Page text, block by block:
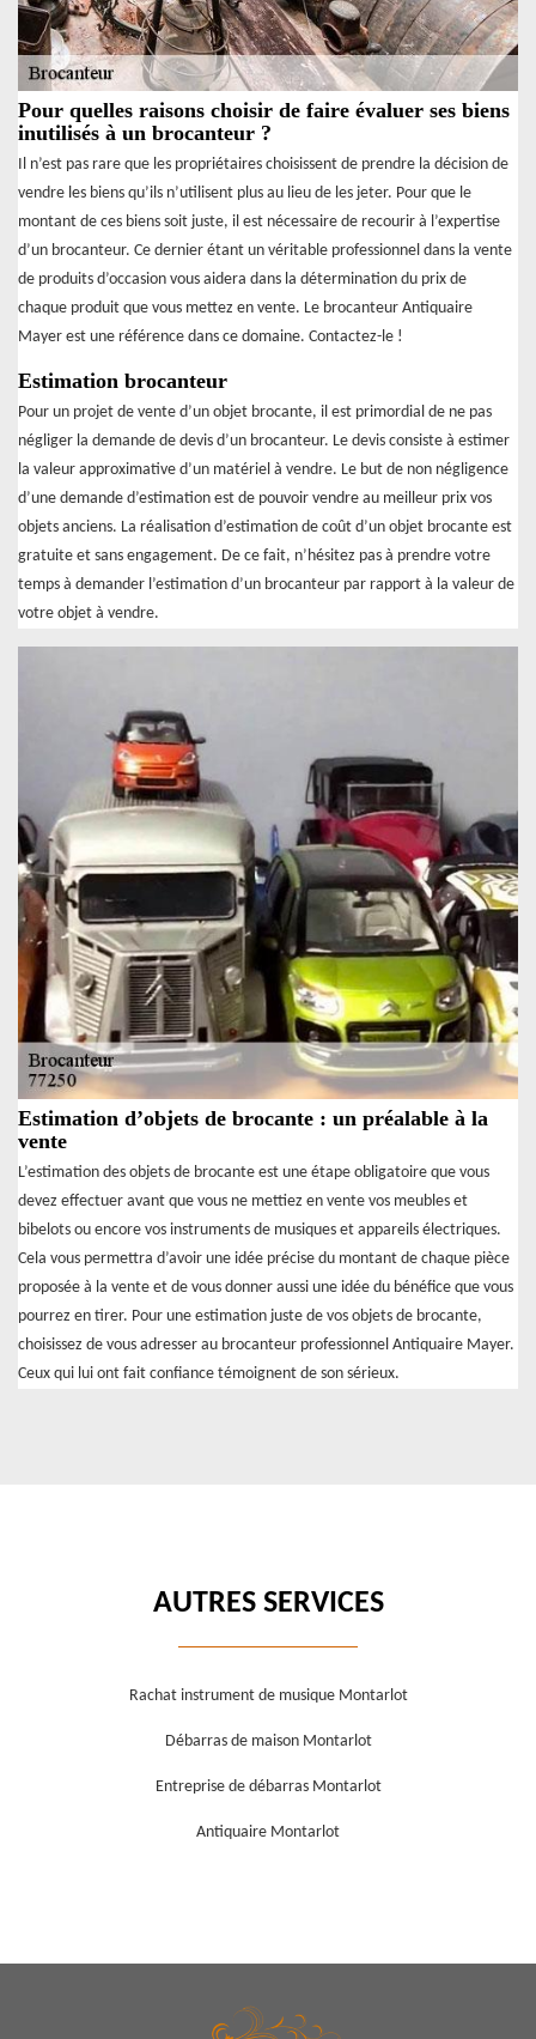
Pour quelles raisons choisir de faire évaluer ses biens
inutilisés à un brocanteur ?
Il n’est pas rare que les propriétaires choisissent de prendre la décision de
vendre les biens qu’ils n’utilisent plus au lieu de les jeter. Pour que le
montant de ces biens soit juste, il est nécessaire de recourir à l’expertise
d’un brocanteur. Ce dernier étant un véritable professionnel dans la vente
de produits d’occasion vous aidera dans la détermination du prix de
chaque produit que vous mettez en vente. Le brocanteur Antiquaire
Mayer est une référence dans ce domaine. Contactez-le !
Estimation brocanteur
Pour un projet de vente d’un objet brocante, il est primordial de ne pas
négliger la demande de devis d’un brocanteur. Le devis consiste à estimer
la valeur approximative d’un matériel à vendre. Le but de non négligence
d’une demande d’estimation est de pouvoir vendre au meilleur prix vos
objets anciens. La réalisation d’estimation de coût d’un objet brocante est
gratuite et sans engagement. De ce fait, n’hésitez pas à prendre votre
temps à demander l’estimation d’un brocanteur par rapport à la valeur de
votre objet à vendre.
Estimation d’objets de brocante : un préalable à la
vente
L’estimation des objets de brocante est une étape obligatoire que vous
devez effectuer avant que vous ne mettiez en vente vos meubles et
bibelots ou encore vos instruments de musiques et appareils électriques.
Cela vous permettra d’avoir une idée précise du montant de chaque pièce
proposée à la vente et de vous donner aussi une idée du bénéfice que vous
pourrez en tirer. Pour une estimation juste de vos objets de brocante,
choisissez de vous adresser au brocanteur professionnel Antiquaire Mayer.
Ceux qui lui ont fait confiance témoignent de son sérieux.
AUTRES SERVICES
Rachat instrument de musique Montarlot
Débarras de maison Montarlot
Entreprise de débarras Montarlot
Antiquaire Montarlot